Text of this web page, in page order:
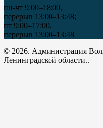
пн-чт 9:00–18:00,
перерыв 13:00–13:48;
пт 9:00–17:00,
перерыв 13:00–13:48
© 2026. Администрация
Ленинградской области..